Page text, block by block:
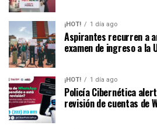
¡HOT! 1 día ago
Aspirantes recurren a
examen de ingreso a la
¡HOT! 1 día ago
Policía Cibernética
revisión de cuentas de